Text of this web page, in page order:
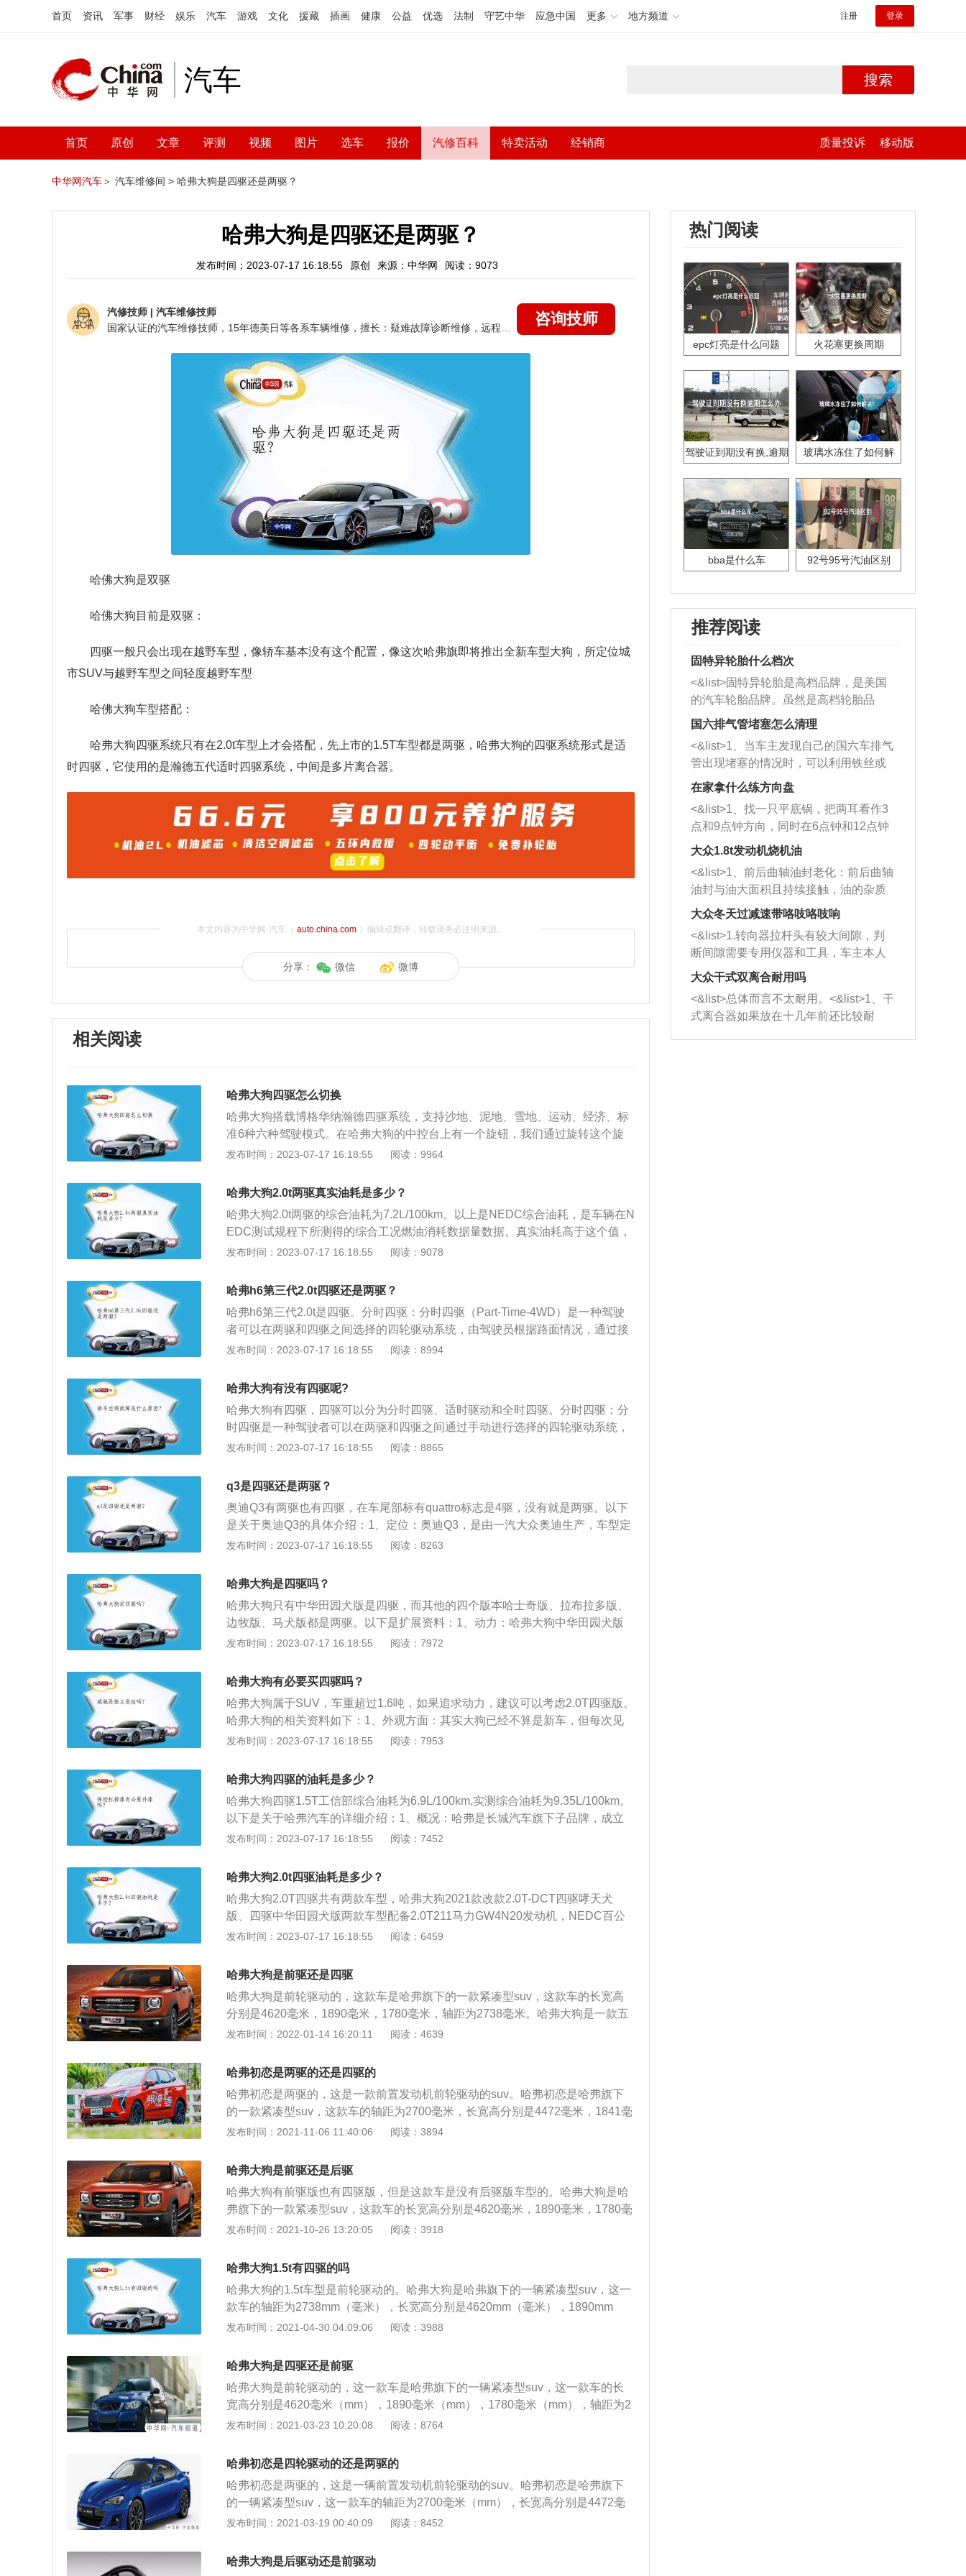
首页 资讯 军事 财经 娱乐 汽车 游戏 文化 援藏 插画 健康 公益 优选 法制 守艺中华 应急中国 更多 地方频道 注册 登录
汽车 搜索
首页 原创 文章 评测 视频 图片 选车 报价 汽修百科 特卖活动 经销商 质量投诉 移动版
中华网汽车＞ 汽车维修间 > 哈弗大狗是四驱还是两驱？
哈弗大狗是四驱还是两驱？
发布时间：2023-07-17 16:18:55 原创 来源：中华网 阅读：9073
汽修技师 | 汽车维修技师
咨询技师
哈佛大狗是双驱
哈佛大狗目前是双驱：
四驱一般只会出现在越野车型，像轿车基本没有这个配置，像这次哈弗旗即将推出全新车型大狗，所定位城
市SUV与越野车型之间轻度越野车型
哈佛大狗车型搭配：
哈弗大狗四驱系统只有在2.0t车型上才会搭配，先上市的1.5T车型都是两驱，哈弗大狗的四驱系统形式是适
时四驱，它使用的是瀚德五代适时四驱系统，中间是多片离合器。
本文内容为中华网·汽车（ auto.china.com）编辑或翻译，转载请务必注明来源。
分享： 微信 微博
相关阅读
哈弗大狗四驱怎么切换
哈弗大狗搭载博格华纳瀚德四驱系统，支持沙地、泥地、雪地、运动、经济、标
准6种六种驾驶模式。在哈弗大狗的中控台上有一个旋钮，我们通过旋转这个旋
钮可以切换驾驶模式。根据不同的路况，我们可以选择合适的驾驶模式。标准模
油。在盘山公路时，我们可以打开运动模式。在泥泞路段，我们可以打开泥地模
式。遇到沙地，就打开沙地模式。遇到雪地，那就开启雪地模式。
发布时间：2023-07-17 16:18:55 阅读：9964
哈弗大狗2.0t两驱真实油耗是多少？
哈弗大狗2.0t两驱的综合油耗为7.2L/100km。以上是NEDC综合油耗，是车辆在N
EDC测试规程下所测得的综合工况燃油消耗数据量数据。真实油耗高于这个值，
为10.7L左右。开车时，以下5个小技巧可以帮助降低油耗：车辆在起步过程中，
成倍增加油耗。轻加油，轻刹车，早刹车：在开车时，应轻踩油门，尽量避免发
动机转速瞬间提高，避免车子在行驶中出现颤抖,从而让车子更加省油。通过预估
路况才去慢且均匀滴加速或刹车，油耗经济性可增加多达20%。保持轮胎气压适
当：保持胎压在厂商推荐的水平上。胎压每低于推荐值2个PS1（相当于公制0.2
左右一相对于标准气压2.4而言），油耗增加1%。定期保养或者检查车辆：定时
的甚至会导致缺缸）；定时检查空气格脏了久换，喷油嘴，火花塞，节气门到公
里数要清洗或者更换。驾驶时关闭车窗。开窗行驶会增加风的阻力，风的阻力越
大，车受的阻力也越大，就需要更大动力，从而也会增加油耗。
发布时间：2023-07-17 16:18:55 阅读：9078
哈弗h6第三代2.0t四驱还是两驱？
哈弗h6第三代2.0t是四驱。分时四驱：分时四驱（Part-Time-4WD）是一种驾驶
者可以在两驱和四驱之间选择的四轮驱动系统，由驾驶员根据路面情况，通过接
通或断开分动箱切换两轮驱动或四轮驱动模式，这也是很多“硬派”越野车常用的
等。顾名思义就是车辆在任何状态下，所有车轮均会得到动力。相比两驱以及下
快。因此，全时四驱也被广泛地运用在军事和赛车领域。
发布时间：2023-07-17 16:18:55 阅读：8994
哈弗大狗有没有四驱呢?
哈弗大狗有四驱，四驱可以分为分时四驱、适时驱动和全时四驱。分时四驱：分
时四驱是一种驾驶者可以在两驱和四驱之间通过手动进行选择的四轮驱动系统，
有驾驶者根据驾驶需要通过对分动器的断开或接通达到两驱或四驱的目的这也是
只有在适当的时候才会出现的四轮驱动系统，在一般情况下依然是两轮驱动。它
的出现不仅降低打造四驱汽车的成本，也为用户带来良好的燃油经济性。全时四
驱：全时四驱就是汽车在行驶任何时间所有轮子全部独立运动。全时四驱车比两
驱车有更优异的驾驶基础：更好的动力、牵引力、更好的驾驶体验、在剧烈驾驶
情况下更安全、行驶更加稳定。
发布时间：2023-07-17 16:18:55 阅读：8865
q3是四驱还是两驱？
奥迪Q3有两驱也有四驱，在车尾部标有quattro标志是4驱，没有就是两驱。以下
是关于奥迪Q3的具体介绍：1、定位：奥迪Q3，是由一汽大众奥迪生产，车型定
位紧凑级别suv。2、动力：搭载的是1.4升涡轮增压发动机，2.0升涡轮增压发动
式。3、尺寸：机动车辆的车身长度是4481毫米，宽度是1848毫米，高度是1616
发布时间：2023-07-17 16:18:55 阅读：8263
哈弗大狗是四驱吗？
哈弗大狗只有中华田园犬版是四驱，而其他的四个版本哈士奇版、拉布拉多版、
边牧版、马犬版都是两驱。以下是扩展资料：1、动力：哈弗大狗中华田园犬版
搭载了一台2.0T涡轮增压汽油机，最大马力为211Ps，最大功率155kW，均高于
置：提供了博格华纳第五代Haldex四驱系统和后桥牙嵌式差速锁，在这两把差速
大狗可以克服大量的户外艰险路况。外观方面，中华田园犬版更是加入了大量的
选装套件，进一步增添了车辆的越野感。峡谷包围式格栅、川流式装饰条和高亮
黑鲨鳍天线的增加，让整车的硬朗气质更上一个台阶。3、内饰：依旧保持哈弗
的驾控体验外，也提升了内饰整体的科技感。副驾驶前的扶手采用撞色设计，不
仅点亮了整体的色调，更是再次彰显了其越野车型的身份。
发布时间：2023-07-17 16:18:55 阅读：7972
哈弗大狗有必要买四驱吗？
哈弗大狗属于SUV，车重超过1.6吨，如果追求动力，建议可以考虑2.0T四驱版。
哈弗大狗的相关资料如下：1、外观方面：其实大狗已经不算是新车，但每次见
到它仍可以给人不错的新鲜感，方方正正的车身、复古的前大灯、光黑的车身包
壮的保险杠的下护板，保持硬朗的同时也有着一定的时尚气息;同时2.0T车型也可
以选装仅有两条镀铬装的专属中网，看起来也要更野性一些。2、尺寸方面：2.0
T车型的长宽高分别为4628/1890(1910)/1780mm，轴距为2738mm，在车身长度
上相比1.5T车型要略微长上ー点。侧裙的镀铬装饰，以及车顶上的黑色鲨鱼鳍都
是2.0T车型的专属设计。3、配置方面：车头的标志性圆形复古灯组采用时下已
发布时间：2023-07-17 16:18:55 阅读：7953
哈弗大狗四驱的油耗是多少？
哈弗大狗四驱1.5T工信部综合油耗为6.9L/100km,实测综合油耗为9.35L/100km。
以下是关于哈弗汽车的详细介绍：1、概况：哈弗是长城汽车旗下子品牌，成立
于2013年3月29日。以SUV车型为主的哈弗品牌与长城品牌并行运营，使用独立
包含H系、M系、F系三个车系。2、车型：H系包括哈弗H2s、哈弗H2、哈弗H
4、哈弗H5、哈弗H6、哈弗H6Coupe、哈弗H7、哈弗H9。M系包括哈弗M6等。
F系包括哈弗F5、哈弗F7等。
发布时间：2023-07-17 16:18:55 阅读：7452
哈弗大狗2.0t四驱油耗是多少？
哈弗大狗2.0T四驱共有两款车型，哈弗大狗2021款改款2.0T-DCT四驱哮天犬
版、四驱中华田园犬版两款车型配备2.0T211马力GW4N20发动机，NEDC百公
里油耗8L。哈佛大狗2.0T四驱油箱是一样的，加满一箱油跑的距离如下：配备2.0
50km。汽车油耗的高低与五大因素直接相关，即驾驶习惯、汽车本身、道路状
态、自然风、环境温度。会使汽车油耗增加的具体因素如下：驾驶习惯：驾驶粗
暴，比如：急加油、常超车、遇红灯不提前松油门会使油耗增高。汽车本身：排
量大的车比排量小的车油耗大，因为排量大功率一般就大，需要更多的汽油燃烧
做功。汽车自重大的车油耗会高，因为自重大需要更大的驱动扭矩。道路状态：
然风：迎风行驶、大风天行驶，汽车阻力增大，油耗增加。环境温度低，发动机
缸体温度低，冷起动时喷入的汽油不易雾化，需要喷入更多的汽油才能燃烧，油
耗增大。同时，气温低，发动机电脑会控制用更高转速来热车，这也会增大油
发布时间：2023-07-17 16:18:55 阅读：6459
哈弗大狗是前驱还是四驱
哈弗大狗是前轮驱动的，这款车是哈弗旗下的一款紧凑型suv，这款车的长宽高
分别是4620毫米，1890毫米，1780毫米，轴距为2738毫米。哈弗大狗是一款五
门五座suv车型，这款车全系都使用了1.5升涡轮增压四缸发动机。这款发动机拥
每分钟，最大扭矩为285牛米，最大扭矩转速为1400到3600转每分钟。这款发动
机搭载了cvvl技术和缸内直喷技术，并且使用了铝合金缸盖缸体。使用铝合金缸
盖缸体可以降低发动机的重量，这样可以提高汽车的操控性和燃油经济性。与这
款发动机匹配的是7速双离合变速箱。双离合变速箱可以提高汽车的换挡速度和
传动效率。双离合变速箱的一套离合器是用来控制奇数挡的，另一套离合器是用
悬架使用了麦弗逊独立悬架，后悬架使用了多连杆独立悬架。多连杆悬架可以提
高汽车的操控性和乘坐舒适性。多连杆悬架是一种结构比较复杂的独立悬架，这
种悬架是基于双叉臂悬架改进而来的。
发布时间：2022-01-14 16:20:11 阅读：4639
哈弗初恋是两驱的还是四驱的
哈弗初恋是两驱的，这是一款前置发动机前轮驱动的suv。哈弗初恋是哈弗旗下
的一款紧凑型suv，这款车的轴距为2700毫米，长宽高分别是4472毫米，1841毫
米，1619毫米。哈弗初恋全系都使用了1.5升涡轮增压四缸发动机。哈弗初恋的1.
钟，最大扭矩为220牛米，最大扭矩转速为2000到4400转每分钟。这款发动机搭
载了多点电喷技术，并且使用了铝合金缸盖缸体。使用铝合金缸盖缸体可以降低
发动机的重量，这样可以提高汽车的操控性和燃油经济性。与这款发动机匹配的
是6速手动变速箱或7速双离合变速箱。双离合变速箱可以提高汽车的换挡速度和
传动效率，双离合变速箱的一套离合器是用来控制奇数挡的，另一套离合器是用
梁非独立悬架。麦弗逊悬架是一种结构比较简单的独立悬架，这种悬架只有一个
L型控制臂，这种悬架占用的空间是非常小的。后悬架使用扭力梁可以扩大后排
的乘坐空间和后备箱空间。
发布时间：2021-11-06 11:40:06 阅读：3894
哈弗大狗是前驱还是后驱
哈弗大狗有前驱版也有四驱版，但是这款车是没有后驱版车型的。哈弗大狗是哈
弗旗下的一款紧凑型suv，这款车的长宽高分别是4620毫米，1890毫米，1780毫
米，轴距为2738毫米。哈弗大狗是一款五门五座suv车型。哈弗大狗一共使用了
升涡轮增压发动机最大功率为124kw，最大功率转速为5000到5600转每分钟，最
内直喷技术，并且使用了铝合金缸盖缸体。与这款发动机匹配的是7速双离合变
速箱。2.0升涡轮增压发动机最大功率为155kw，最大功率转速为6000到6300转
每分钟，最大扭矩为325牛米，最大扭矩转速为1500到4000转每分钟。这款发动
速双离合变速箱。使用双离合变速箱可以提高汽车的换挡速度和传动效率。哈弗
大狗的前悬架使用了麦弗逊独立悬架，后悬架使用了多连杆独立悬架。多连杆悬
架可以提高车轮的抓地力，抓地力提高了汽车的操控性也是可以提高的。
发布时间：2021-10-26 13:20:05 阅读：3918
哈弗大狗1.5t有四驱的吗
哈弗大狗的1.5t车型是前轮驱动的。哈弗大狗是哈弗旗下的一辆紧凑型suv，这一
款车的轴距为2738mm（毫米），长宽高分别是4620mm（毫米），1890mm
（毫米），1780mm（毫米）。哈弗大狗全系基本都使用的是1.5升涡轮增压四缸
这款发动机的最大功率转速为5000到5600转每分钟，最大扭矩转速为1400到360
0转每分钟。这款发动机配备了cvvl技术和缸内直喷技术，而且使用的是铝合金缸
盖缸体。使用铝合金缸盖缸体可以下降发动机的重量，这样子可以提高汽车的操
控性和燃油合理性。与这款发动机匹配的是7速双离合变速器。使用双离合变速
器可以提高汽车的换挡速度和传动速率。双离合变速器是基于手动变速器研发而
变速器多了一套离合器和一套换挡调节机构。双离合变速器的一套离合器功能作
用是调节奇数挡的，另外一套离合器功能作用是调节偶数挡的。哈弗大狗的前悬
架使用的是麦弗逊独立悬架，后悬架使用的是多连杆独立悬架。
发布时间：2021-04-30 04:09:06 阅读：3988
哈弗大狗是四驱还是前驱
哈弗大狗是前轮驱动的，这一款车是哈弗旗下的一辆紧凑型suv，这一款车的长
宽高分别是4620毫米（mm），1890毫米（mm），1780毫米（mm），轴距为2
738毫米（mm）。哈弗大狗是一辆五门五座suv车型，这一款车全系基本都使用
矩，这款发动机的最大功率转速为5000到5600转每分钟，最大扭矩为285牛米，
最大扭矩转速为1400到3600转每分钟。这款发动机配备了cvvl技术和缸内直喷技
术，而且使用的是铝合金缸盖缸体。 使用铝合金缸盖缸体可以下降发动机的重
量，这样子可以提高汽车的操控性和燃油合理性。 与这款发动机匹配的是7速双
离合变速器。 双离合变速器可以提高汽车的换挡速度和传动速率。 双离合变速器
的。 使用双离合变速器可以提高汽车的燃油合理性。 哈弗大狗的前悬架使用的是
发布时间：2021-03-23 10:20:08 阅读：8764
哈弗初恋是四轮驱动的还是两驱的
哈弗初恋是两驱的，这是一辆前置发动机前轮驱动的suv。哈弗初恋是哈弗旗下
的一辆紧凑型suv，这一款车的轴距为2700毫米（mm），长宽高分别是4472毫
米（mm），1841毫米（mm），1619毫米（mm）。哈弗初恋全系基本都使用的
110kw，最大功率转速为5500到6000转每分钟，最大扭矩为220牛米，最大扭矩
转速为两千到4400转每分钟。这款发动机配备了多点电喷技术，而且使用的是铝
发布时间：2021-03-19 00:40:09 阅读：8452
哈弗大狗是后驱动还是前驱动
热门阅读
epc灯亮是什么问题 火花塞更换周期
驾驶证到期没有换,逾期
玻璃水冻住了如何解
bba是什么车 92号95号汽油区别
推荐阅读
固特异轮胎什么档次
<&list>固特异轮胎是高档品牌，是美国
的汽车轮胎品牌。虽然是高档轮胎品
牌，但是中高低端的轮胎都有生产，这
也是为了更好的开拓市场。
国六排气管堵塞怎么清理
<&list>1、当车主发现自己的国六车排气
管出现堵塞的情况时，可以利用铁丝或
者是细棍，直接将杂物给取出来，如果
堵塞情况比较严重，也可以采取应急措
施。 <&list>2、直接利用木棍将所有的
杂物推到排气管里面的位置处，然后将
三元催化器拆解开，就可以将堵塞的东
西取出来。但如果是因为积碳过多引起
的堵塞，就需要将三元催化器泡在草酸
洗剂对堵塞的情况得到解决，将清洗剂
放在燃油箱中，与燃油混合后，车辆启
动时，就可以和汽油一起进入到燃烧
室，最后形成废气排出，就可以让三元
催化器得到清洗，排气管堵塞的情况就
能够得到解决。
在家拿什么练方向盘
<&list>1、找一只平底锅，把两耳看作3
点和9点钟方向，同时在6点钟和12点钟
方向做一个标记。 <&list>2、双手握住
一圈半的练习，往右同样也要打相同的
圈数。 <&list>3、最后强调要反复练
习，这样就可以形成肌肉记忆，在真实
驾驶车辆时，不需要记忆也能打好方
向。
大众1.8t发动机烧机油
<&list>1、前后曲轴油封老化：前后曲轴
油封与油大面积且持续接触，油的杂质
和发动机内持续温度变化使其密封效果
逐渐减弱，导致渗油或漏油。<&list>2、
活塞间隙过大：积碳会使活塞环与缸体
的间隙扩大，导致机油流入燃烧室中，
造成烧机油。<&list>3、机油粘度。使用
机油粘度过小的话，同样会有烧机油现
象，机油粘度过小具有很好的流动性，
大众冬天过减速带咯吱咯吱响
<&list>1.转向器拉杆头有较大间隙，判
断间隙需要专用仪器和工具，车主本人
无法制作，需要将车辆送到修理厂或4s
店；<&list>2.车辆半轴套管防尘罩破
裂，破裂后会出现漏油现象，使半轴磨
损严重，磨损的半轴容易损坏，产生异
响；<&list>3.稳定器的转向胶套和球头
大众干式双离合耐用吗
<&list>总体而言不太耐用。<&list>1、干
式离合器如果放在十几年前还比较耐